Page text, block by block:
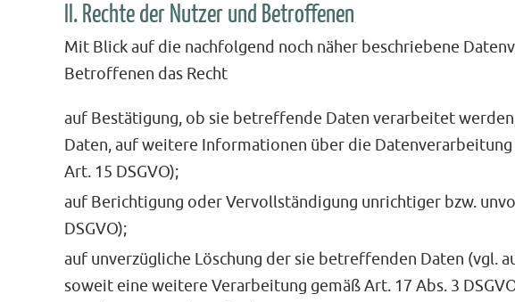
II. Rechte der Nutzer und Betroffenen
Mit Blick auf die nachfolgend noch näher beschriebene
Betroffenen das Recht
auf Bestätigung, ob sie betreffende Daten verarbeitet
Daten, auf weitere Informationen über die
Art. 15 DSGVO);
auf Berichtigung oder Vervollständigung unrichtiger bzw.
DSGVO);
auf unverzügliche Löschung der sie betreffenden Daten (vgl.
soweit eine weitere Verarbeitung gemäß Art. 17 Abs. 3